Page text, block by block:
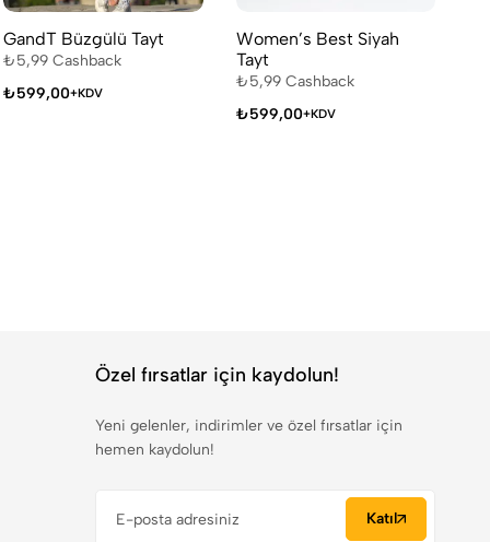
GandT Büzgülü Tayt
₺5,99 Cashback
₺599,00+KDV
Women’s Best Siyah
Tayt
₺5,99Cashback
₺599,00+KDV
Özel fırsatlar için kaydolun!
Yeni gelenler, indirimler ve özel fırsatlar için
hemen kaydolun!
Katıl